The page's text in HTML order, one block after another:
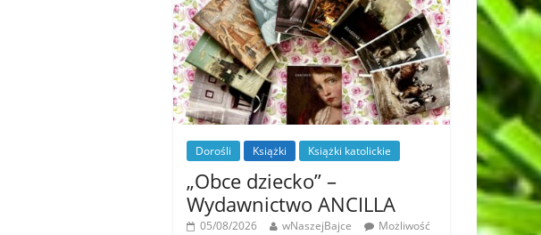
Dorośli Książki Książki katolickie
„Obce dziecko” –
Wydawnictwo ANCILLA
05/08/2026 wNaszejBajce
Możliwość